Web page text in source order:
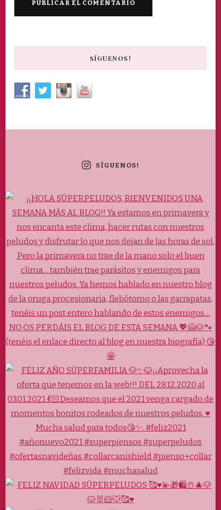
SÍGUENOS!
SÍGUENOS!